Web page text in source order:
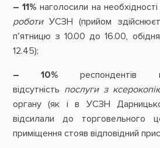
– 11% наголосили на необхідності
роботиУСЗН (прийом
п’ятницю з 10.00 до 16.00,
12.45);
– 10% респондентів
відсутність послуги з
органу (як і в УСЗН
відсилали до торговельного
приміщення стояв відповідний